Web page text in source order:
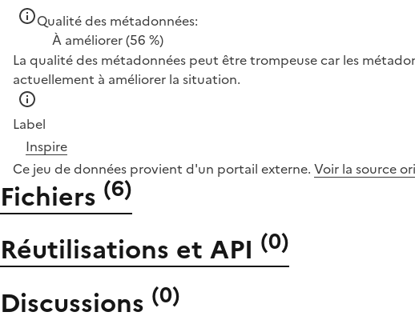
Qualité des métadonnées:
À améliorer(56 %)
La qualité des métadonnées peut être trompeuse car les
actuellement à améliorer la situation.
Label
Inspire
Ce jeu de données provient d'un portail externe. Voir la source
Fichiers (6)
Réutilisations et API (0)
Discussions (0)